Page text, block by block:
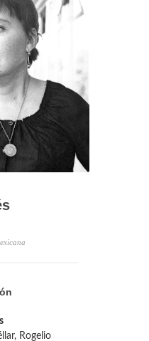
Rogelio